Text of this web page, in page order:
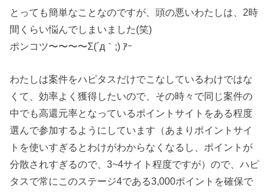
とっても簡単なことなのですが、頭の悪いわたしは、2時
間くらい悩んでしまいました(笑)
ポンコツ〜〜〜〜Σ(´д｀;) ｱｰ
わたしは案件をハピタスだけでこなしているわけではな
くて、効率よく獲得したいので、その時々で同じ案件の
中でも高還元率となっているポイントサイトをある程度
選んで参加するようにしています（あまりポイントサイ
トを使いすぎるとわけがわからなくなるし、ポイントが
分散されすぎるので、3~4サイト程度ですが）ので、ハピ
タスで常にこのステージ4である3,000ポイントを確保で